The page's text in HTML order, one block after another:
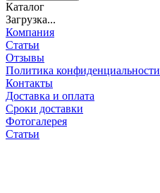
Каталог
Загрузка...
Компания
Статьи
Отзывы
Политика конфиденциальности
Контакты
Доставка и оплата
Сроки доставки
Фотогалерея
Статьи